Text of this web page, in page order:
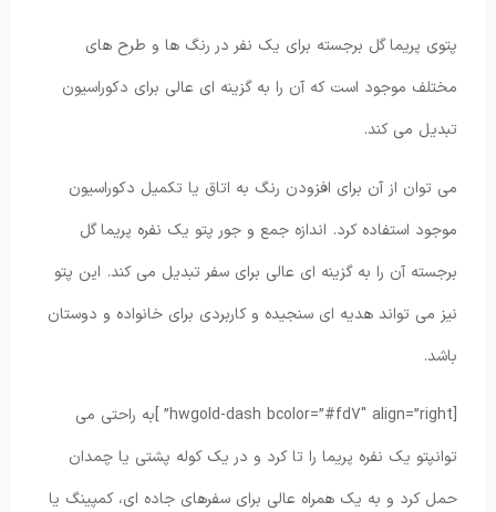
پتوی پریما گل برجسته برای یک نفر در رنگ ها و طرح های
مختلف موجود است که آن را به گزینه ای عالی برای دکوراسیون
تبدیل می کند.
می توان از آن برای افزودن رنگ به اتاق یا تکمیل دکوراسیون
موجود استفاده کرد. اندازه جمع و جور پتو یک نفره پریما گل
برجسته آن را به گزینه ای عالی برای سفر تبدیل می کند. این پتو
نیز می تواند هدیه ای سنجیده و کاربردی برای خانواده و دوستان
باشد.
[hwgold-dash bcolor=”#fd7″ align=”right” ]به راحتی می
توانپتو یک نفره پریما را تا کرد و در یک کوله پشتی یا چمدان
حمل کرد و به یک همراه عالی برای سفرهای جاده ای، کمپینگ یا